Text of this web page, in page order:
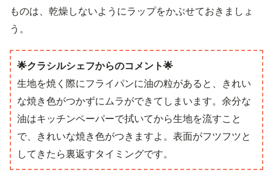
ものは、乾燥しないようにラップをかぶせておきましょ
う。
🌟クラシルシェフからのコメント🌟
生地を焼く際にフライパンに油の粒があると、きれい
な焼き色がつかずにムラができてしまいます。余分な
油はキッチンペーパーで拭いてから生地を流すこと
で、きれいな焼き色がつきますよ。表面がフツフツと
してきたら裏返すタイミングです。